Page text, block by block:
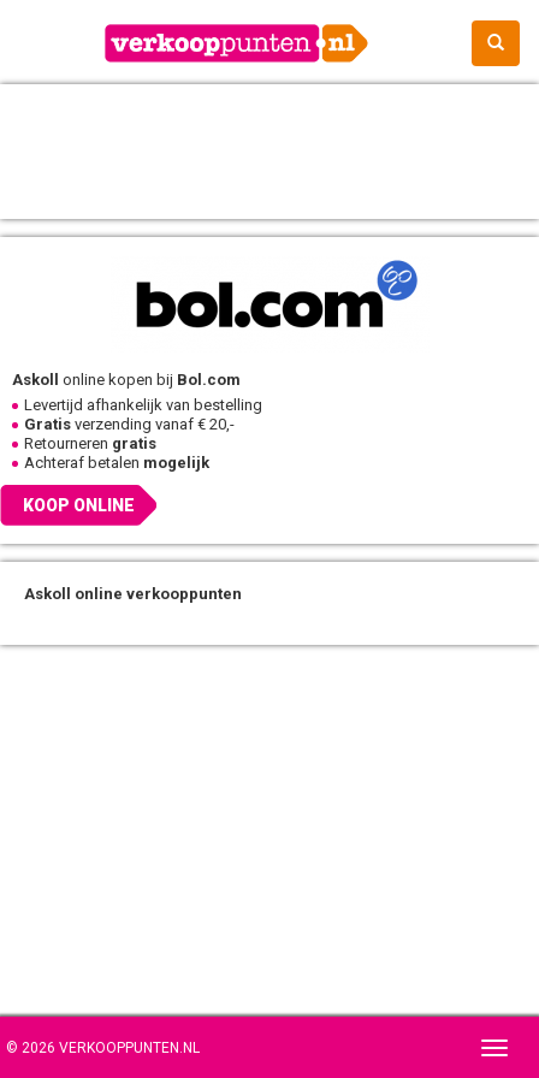
Askoll online kopen bij Bol.com
Levertijd afhankelijk van bestelling
Gratis verzending vanaf € 20,-
Retourneren gratis
Achteraf betalen mogelijk
KOOP ONLINE
Askoll online verkooppunten
© 2026 VERKOOPPUNTEN.NL